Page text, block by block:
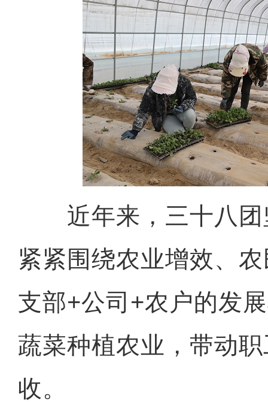
近年来，三十八团
紧紧围绕农业增效、
支部+公司+农户的发
蔬菜种植农业，带动
收。